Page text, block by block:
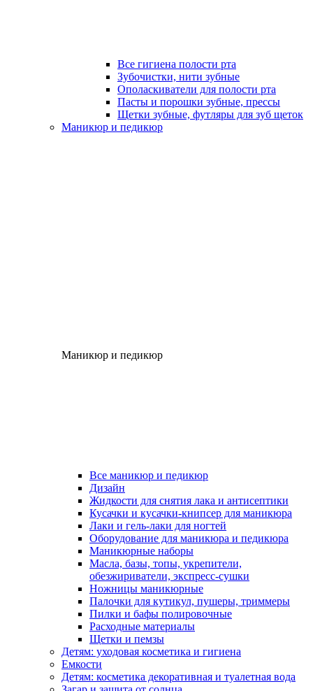
Все гигиена полости рта
Зубочистки, нити зубные
Ополаскиватели для полости рта
Пасты и порошки зубные, прессы
Щетки зубные, футляры для зуб щеток
Маникюр и педикюр
Маникюр и педикюр
Все маникюр и педикюр
Дизайн
Жидкости для снятия лака и антисептики
Кусачки и кусачки-книпсер для маникюра
Лаки и гель-лаки для ногтей
Оборудование для маникюра и педикюра
Маникюрные наборы
Масла, базы, топы, укрепители,
обезжириватели, экспресс-сушки
Ножницы маникюрные
Палочки для кутикул, пушеры, триммеры
Пилки и бафы полировочные
Расходные материалы
Щетки и пемзы
Детям: уходовая косметика и гигиена
Емкости
Детям: косметика декоративная и туалетная вода